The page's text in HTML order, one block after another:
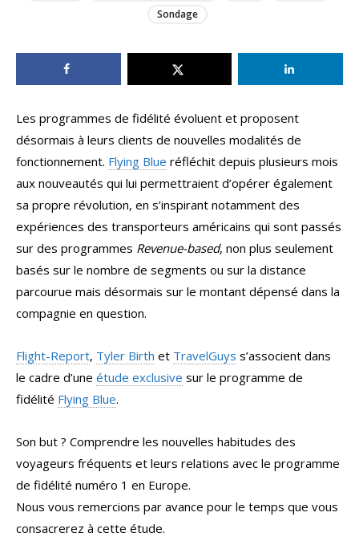
Sondage
Les programmes de fidélité évoluent et proposent
désormais à leurs clients de nouvelles modalités de
fonctionnement. Flying Blue réfléchit depuis plusieurs mois
aux nouveautés qui lui permettraient d’opérer également
sa propre révolution, en s’inspirant notamment des
expériences des transporteurs américains qui sont passés
sur des programmes Revenue-based, non plus seulement
basés sur le nombre de segments ou sur la distance
parcourue mais désormais sur le montant dépensé dans la
compagnie en question.
Flight-Report, Tyler Birth et TravelGuys s’associent dans
le cadre d’une étude exclusive sur le programme de
fidélité Flying Blue.
Son but ? Comprendre les nouvelles habitudes des
voyageurs fréquents et leurs relations avec le programme
de fidélité numéro 1 en Europe.
Nous vous remercions par avance pour le temps que vous
consacrerez à cette étude.